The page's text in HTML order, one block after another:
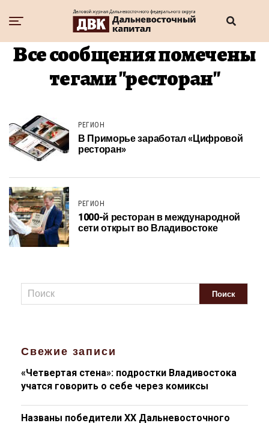
Все сообщения помечены
тегами "ресторан"
РЕГИОН
В Приморье заработал «Цифровой
ресторан»
РЕГИОН
1000-й ресторан в международной
сети открыт во Владивостоке
Свежие записи
«Четвертая стена»: подростки Владивостока
учатся говорить о себе через комиксы
Названы победители XX Дальневосточного